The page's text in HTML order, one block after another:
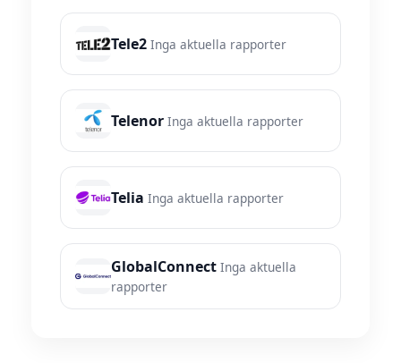
Tele2 Inga aktuella rapporter
Telenor Inga aktuella rapporter
Telia Inga aktuella rapporter
GlobalConnect Inga aktuella
rapporter